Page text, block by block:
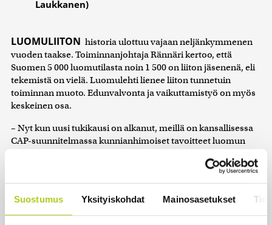
Suostumus Yksityiskohdat Mainosasetukset
Laukkanen)
LUOMULIITON historia ulottuu vajaan neljänkymmenen
vuoden taakse. Toiminnanjohtaja Rännäri kertoo, että
Suomen 5 000 luomutilasta noin 1 500 on liiton jäsenenä, eli
tekemistä on vielä. Luomulehti lienee liiton tunnetuin
toiminnan muoto. Edunvalvonta ja vaikuttamistyö on myös
keskeinen osa.
– Nyt kun uusi tukikausi on alkanut, meillä on kansallisessa
CAP-suunnitelmassa kunnianhimoiset tavoitteet luomun
Hallinnolta pitääkin kysyä, että mitäs nyt. EU-komissiokin
Tuotantoehtojen rehusäädökset, erityisesti niin sanotut
täydennysrehut, ovat kiireinen vaikuttamisen kohde.